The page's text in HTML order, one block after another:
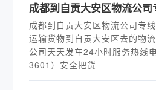
成都到自贡大安区物流公司
成都到自贡大安区物流公司专
运输货物到自贡大安区去的物
公司天天发车24小时服务热线
3601）安全把货